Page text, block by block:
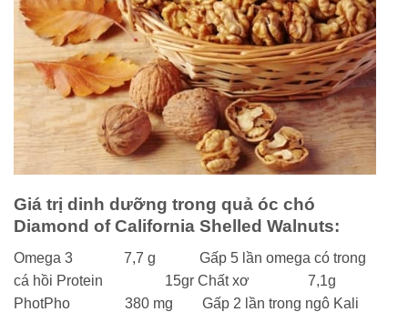
Giá trị dinh dưỡng trong quả óc chó
Diamond of California Shelled Walnuts:
Omega 3 7,7 g Gấp 5 lần omega có trong
cá hồi Protein 15gr Chất xơ 7,1g
PhotPho 380 mg Gấp 2 lần trong ngô Kali